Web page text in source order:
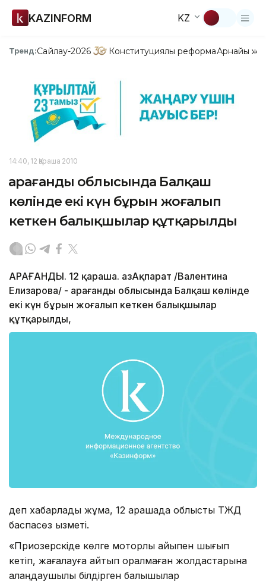
KAZINFORM KZ
Тренд:Сайлау-2026 Конституциялық реформаАрнайы
14:40, 12 Қараша 2010
Қарағанды облысында Балқаш
көлінде екі күн бұрын жоғалып
кеткен балықшылар құтқарылды
ҚАРАҒАНДЫ. 12 қараша. ҚазАқпарат /Валентина
Елизарова/ - Қарағанды облысында Балқаш көлінде
екі күн бұрын жоғалып кеткен балықшылар
құтқарылды,
деп хабарлады жұма, 12 қарашада облыстық ТЖД
баспасөз қызметі.
«Приозерскіде көлге моторлы қайықпен шығып
кетіп, жағалауға қайтып оралмаған жолдастарына
алаңдаушылық білдірген балықшылар